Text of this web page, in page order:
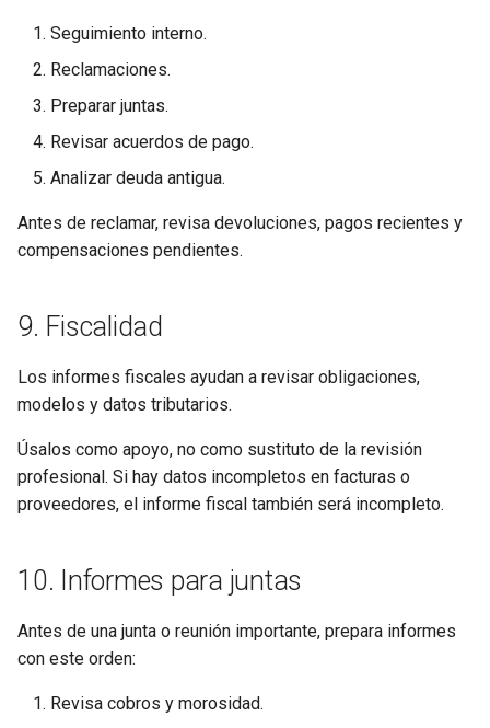
Seguimiento interno.
Reclamaciones.
Preparar juntas.
Revisar acuerdos de pago.
Analizar deuda antigua.
Antes de reclamar, revisa devoluciones, pagos recientes y
compensaciones pendientes.
9. Fiscalidad
Los informes fiscales ayudan a revisar obligaciones,
modelos y datos tributarios.
Úsalos como apoyo, no como sustituto de la revisión
profesional. Si hay datos incompletos en facturas o
proveedores, el informe fiscal también será incompleto.
10. Informes para juntas
Antes de una junta o reunión importante, prepara informes
con este orden:
Revisa cobros y morosidad.